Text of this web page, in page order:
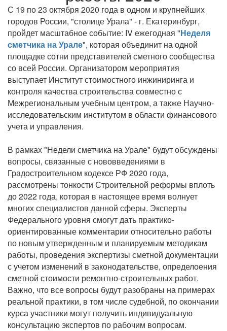
С 19 по 23 октября 2020 года в одном и крупнейших
городов России, "столице Урала" - г. Екатеринбург,
пройдет масштабное событие: IV ежегодная "Неделя
сметчика на Урале", которая объединит на одной
площадке сотни представителей сметного сообщества
со всей России. Организатором мероприятия
выступает Институт стоимостного инжиниринга и
контроля качества строительства совместно с
Межрегиональным учебным центром, а также Научно-
исследовательским институтом в области финансового
учета и управления.
В рамках "Недели сметчика на Урале" будут обсуждены
вопросы, связанные с нововведениями в
Градостроительном кодексе РФ 2020 года,
рассмотрены тонкости Строительной реформы вплоть
до 2022 года, которая в настоящее время волнует
многих специалистов данной сферы. Эксперты
Федерального уровня смогут дать практико-
ориентированные комментарии относительно работы
по новым утвержденным и планируемым методикам
работы, проведения экспертизы сметной документации
с учетом изменений в законодательстве, определоения
сметной стоимости ремонтно-строительных работ.
Важно, что все вопросы будут разобраны на примерах
реальной практики, в том числе судебной, по окончании
курса участники могут получить индивидуальную
консультацию экспертов по рабочим вопросам.